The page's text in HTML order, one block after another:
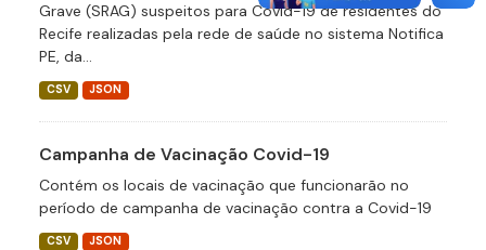
Grave (SRAG) suspeitos para Covid-19 de residentes do
Recife realizadas pela rede de saúde no sistema Notifica
PE, da...
CSV JSON
Campanha de Vacinação Covid-19
Contém os locais de vacinação que funcionarão no
período de campanha de vacinação contra a Covid-19
CSV JSON